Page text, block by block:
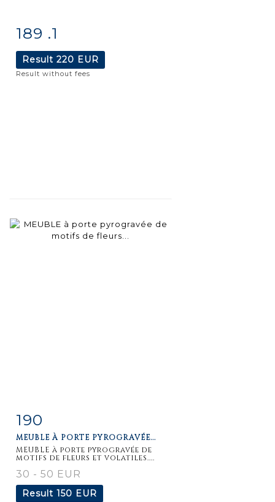
Item detail
189 .1
Result 220 EUR
Result without fees
Item detail
190
MEUBLE À PORTE PYROGRAVÉE...
MEUBLE à porte pyrogravée de
motifs de fleurs et volatiles....
30 - 50 EUR
Result 150 EUR